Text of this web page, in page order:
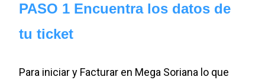
PASO 1 Encuentra los datos de
tu ticket
Para iniciar y Facturar en Mega Soriana lo que